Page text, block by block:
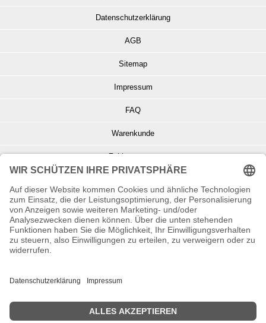
Datenschutzerklärung
AGB
Sitemap
Impressum
FAQ
Warenkunde
Zahlungsarten
Info zu Elektro- u. Elektronikgeräten
Batterieentsorgung
Informationen zur Echtheit von Kundenbewertungen